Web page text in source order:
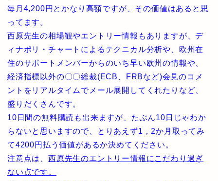
毎月4,200円とかなり高額ですが、その価値はあると思
ってます。
西原先生の相場観やエントリー情報もありますが、デ
ィナポリ・チャートによるテクニカル分析や、欧州在
住のサポートメンバーからのいち早い欧州の情報や、
経済指標以外の〇〇総裁(ECB、FRBなど)会見のコメ
ントをリアルタイムでメール展開してくれたりなど、
盛りだくさんです。
10日間の無料購読も出来ますが、たぶん10日じゃわか
らないと思いますので、とりあえず1，2か月取ってみ
て4200円払う価値があるか決めてください。
注意点は、 西原先生のエントリー情報にこだわり過ぎ
ない点です。